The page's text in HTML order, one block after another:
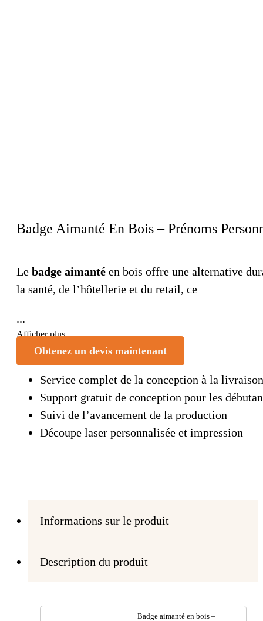
Badge Aimanté En Bois – Prénoms
Le badge aimanté en bois offre une alternative
la santé, de l’hôtellerie et du retail, ce
...
Afficher plus
Obtenez un devis maintenant
Service complet de la conception à la livraison
Support gratuit de conception pour les
Suivi de l’avancement de la production
Découpe laser personnalisée et impression
Informations sur le produit
Description du produit
Badge aimanté en bois –